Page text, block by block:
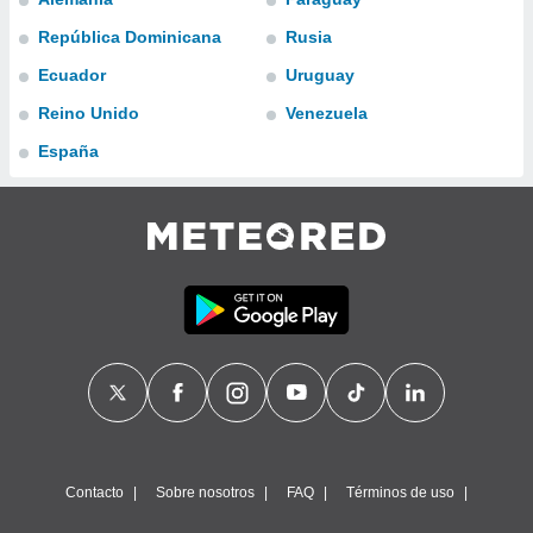
y
nuestra
cookies
República Dominicana
Ecuador
Reino Unido
España
Rusia
Uruguay
Venezuela
Contacto Sobre nosotros FAQ Términos de uso